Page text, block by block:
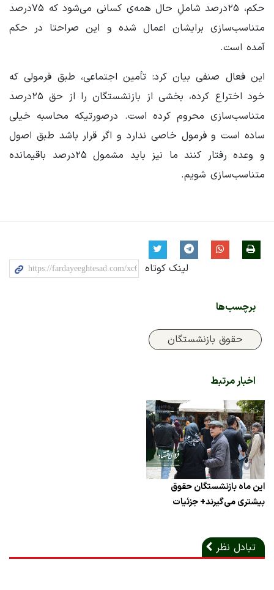
حکم، ۲۵درصد شاملِ حال همه‌ی کسانی می‌شود که ۷۵درصد
متناسب‌سازی برایشان اعمال شده و این صراحتا در حکم
آمده است.
این فعال صنفی بیان کرد: تأمین اجتماعی، طبق فرمولی که
خود اختراع کرده، بخشی از بازنشستگان را از حق ۲۵درصد
متناسب‌سازی محروم کرده است. درصورتیکه محاسبه خیلی
ساده است و فرمول خاصی ندارد و اگر قرار باشد طبق اصول
و وعده رفتار کنند ما نیز باید مشمول ۲۵درصد باقیمانده
متناسب‌سازی شویم.
لینک کوتاه
برچسب‌ها
حقوق بازنشستگان
اخبار مرتبط
این ماه بازنشستگان حقوق
بیشتری می‌گیرند+ جزئیات
تبادل نظر